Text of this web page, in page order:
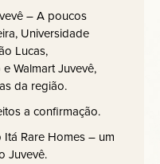
– A poucos
Universidade
Lucas,
Walmart Juvevê,
da região.
a confirmação.
Rare Homes – um
Juvevê.